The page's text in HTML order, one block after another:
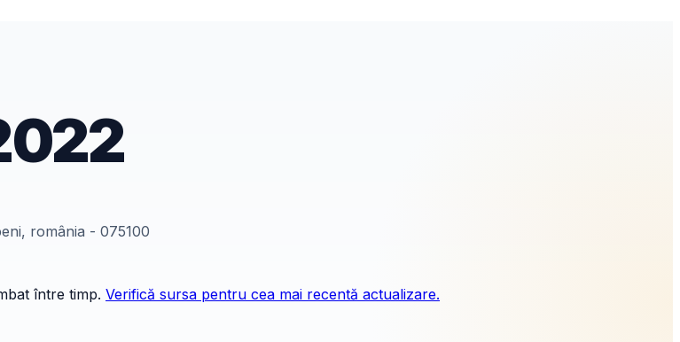
românia - 075100
între timp. Verifică sursa pentru cea mai recentă actualizare.